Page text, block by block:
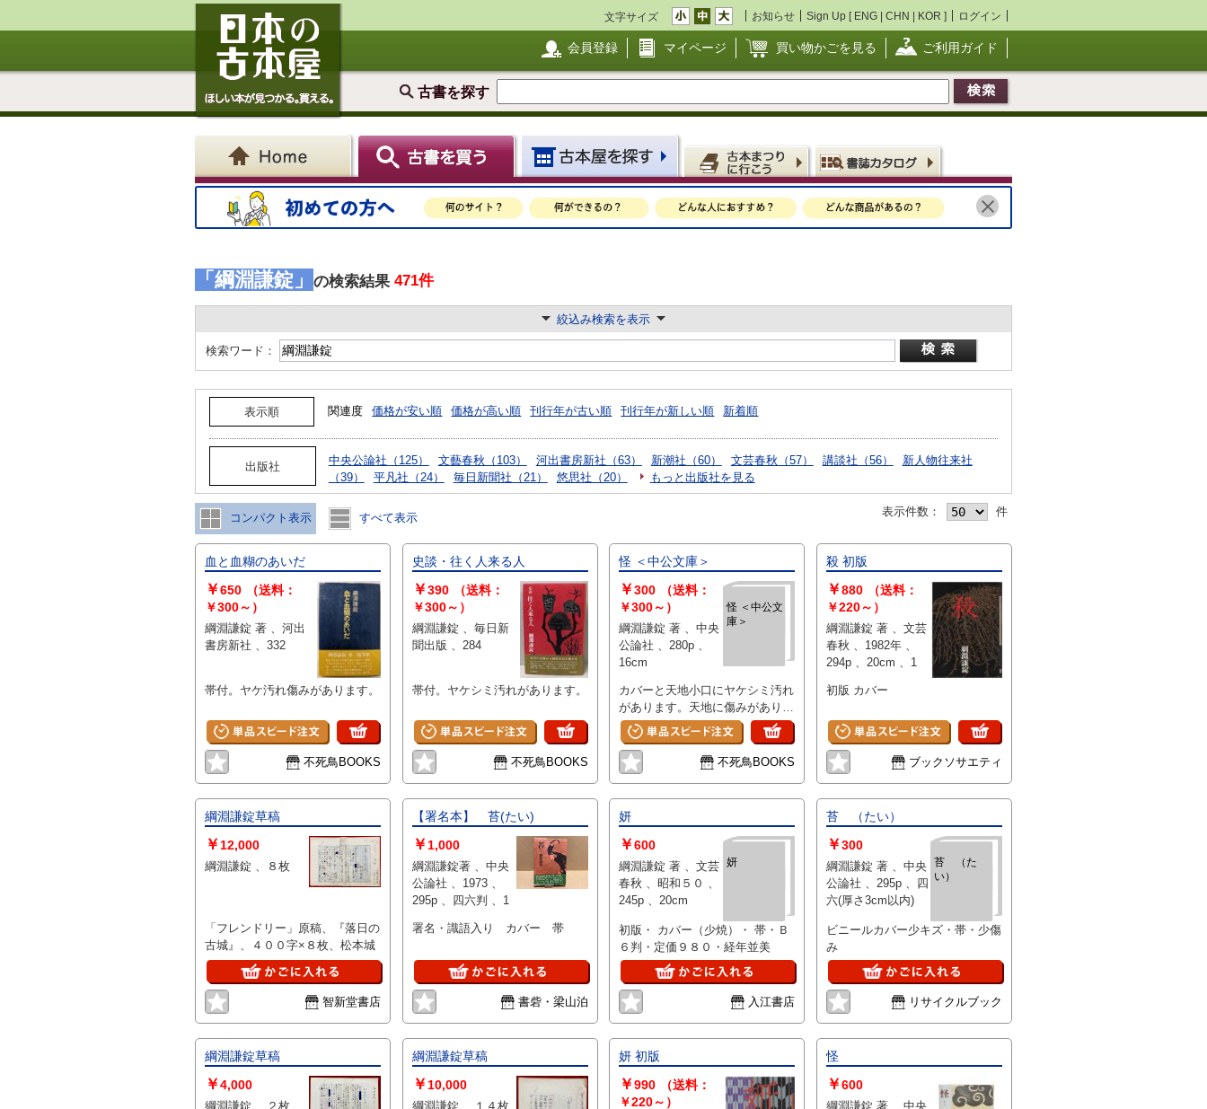
文字サイズ お知らせ Sign Up [ ENG | CHN | KOR ] ログイン
会員登録 マイページ 買い物かごを見る ご利用ガイド
古書を探す
「綱淵謙錠」 の検索結果 471件
絞込み検索を表示
検索ワード：
表示順 関連度 価格が安い順 価格が高い順 刊行年が古い順 刊行年が新しい順 新着順
出版社 中央公論社（125） 文藝春秋（103） 河出書房新社（63） 新潮社（60） 文芸春秋（57） 講談社（56）
新人物往来社
（39）
平凡社（24） 毎日新聞社（21） 悠思社（20） もっと出版社を見る
コンパクト表示 すべて表示 表示件数： 件
血と血糊のあいだ
￥650
（送料：
￥300～）
綱淵謙錠 著 、河出
書房新社 、332
帯付。ヤケ汚れ傷みがあります。
不死鳥BOOKS
史談・往く人来る人
￥390
（送料：
￥300～）
綱淵謙錠 、毎日新
聞出版 、284
帯付。ヤケシミ汚れがあります。
不死鳥BOOKS
怪 ＜中公文庫＞
怪 ＜中公文
庫＞
￥300
（送料：
￥300～）
綱淵謙錠 著 、中央
公論社 、280p 、
16cm
カバーと天地小口にヤケシミ汚れ
があります。天地に傷みがありま
す。
不死鳥BOOKS
殺 初版
￥880
（送料：
￥220～）
綱淵謙錠 著 、文芸
春秋 、1982年 、
294p 、20cm 、1
初版 カバー
ブックソサエティ
綱淵謙錠草稿
￥ 12,000
綱淵謙錠 、８枚
「フレンドリー」原稿、『落日の
古城』、４００字×８枚、松本城
智新堂書店
【署名本】 苔(たい)
￥ 1,000
綱淵謙錠著 、中央
公論社 、1973 、
295p 、四六判 、1
署名・識語入り カバー 帯
書砦・梁山泊
妍
妍
￥600
綱淵謙錠 著 、文芸
春秋 、昭和５０ 、
245p 、20cm
初版・ カバー（少焼）・ 帯・Ｂ
６判・定価９８０・経年並美
入江書店
苔 （たい）
苔 （た
い）
￥300
綱淵謙錠 著 、中央
公論社 、295p 、四
六(厚さ3cm以内)
ビニールカバー少キズ・帯・少傷
み
リサイクルブック
綱淵謙錠草稿
￥4,000
綱淵謙錠 、２枚
綱淵謙錠草稿
￥ 10,000
綱淵謙錠 、１４枚
妍 初版
￥990
（送料：
￥220～）
怪
￥600
綱淵謙錠 著 、中央